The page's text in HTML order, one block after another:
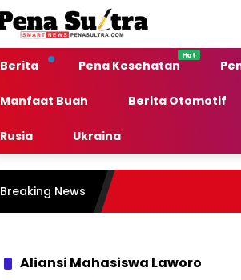
Berita
Pena Kesehatan
Manfaat Buah Berita Otomotif
Rusia Ukraina
Breaking News
Aliansi Mahasiswa Laworo